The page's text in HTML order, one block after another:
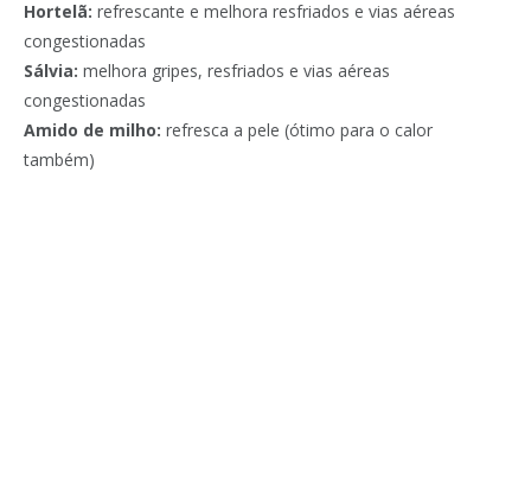
Hortelã: refrescante e melhora resfriados e vias aéreas
congestionadas
Sálvia: melhora gripes, resfriados e vias aéreas
congestionadas
Amido de milho: refresca a pele (ótimo para o calor
também)